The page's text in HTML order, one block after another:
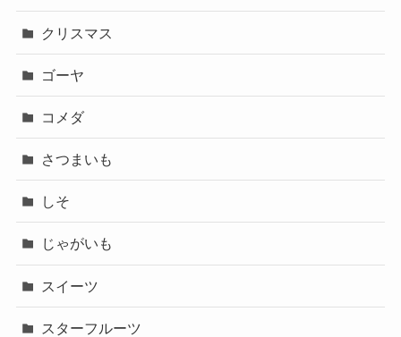
クリスマス
ゴーヤ
コメダ
さつまいも
しそ
じゃがいも
スイーツ
スターフルーツ